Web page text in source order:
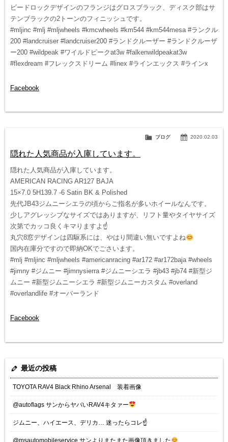
ビードロックデザインのフランジはグロスブラック、ディスク部はサ
テンブラックの2トーンのフィニッシュです。
#mljinc #mlj #mljwheels #kmcwheels #km544 #km544mesa #ランクル
200 #landcruiser #landcruiser200 #ランドクルーザー #ランドクルーザ
ー200 #wildpeak #ワイルドピークat3w #falkenwildpeakat3w
#flexdream #フレックスドリーム #linex #ラインエックス #ラインx
Facebook
2020.02.03
ブログ
隠れた人気商品が入庫しています。
隠れた人気商品が入庫しています。
AMERICAN RACING AR127 BAJA
15×7.0 5H139.7 -6 Satin BK & Polished
先代JB43ジムニーシエラの頃からご指名が多いホイールなんです。
少しアグレッシブなサイズではありますが、リフト量やタイヤサイズ
次第でカッコ良くキマりますよ☝️
丸穴8窓デザインは四駆系には、やはり間違い無いですよね
国内在庫分ですので即納OKでごさいます。
#mlj #mljinc #mljwheels #americanracing #ar172 #ar172baja #wheels
#jimny #ジムニー #jimnysierra #ジムニーシエラ #jb43 #jb74 #新型ジ
ムニー #新型ジムニーシエラ #新型ジムニーカスタム #overland
#overlandlife #オーバーランド
Facebook
最近の投稿
TOYOTA RAV4 Black Rhino Arsenal 装着画像
@autoflags サンからヤバいRAV4キタァー
ジムニー、ハイエース、デリカ… 迷ったらコレ☝️
@msautomobileservice サンよりまたまた画像頂きました